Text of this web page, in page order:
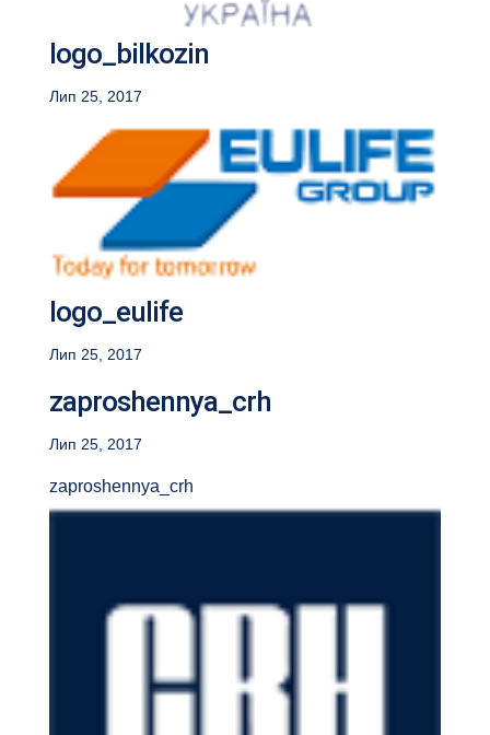
logo_bilkozin
Лип 25, 2017
logo_eulife
Лип 25, 2017
zaproshennya_crh
Лип 25, 2017
zaproshennya_crh